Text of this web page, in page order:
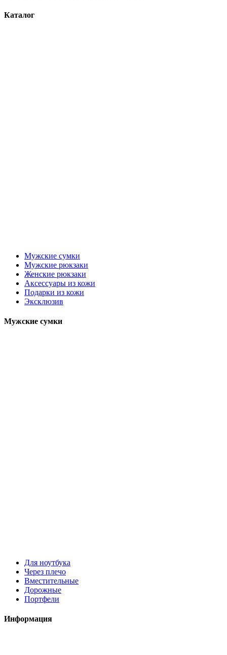
Каталог
Мужские сумки
Мужские рюкзаки
Женские рюкзаки
Аксессуары из кожи
Подарки из кожи
Эксклюзив
Мужские сумки
Для ноутбука
Через плечо
Вместительные
Дорожные
Портфели
Информация